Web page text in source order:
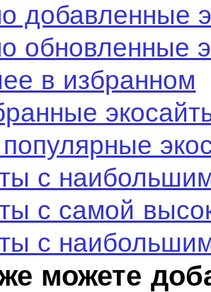
добавленные
обновленные
в избранном
с
с самой
с
можете